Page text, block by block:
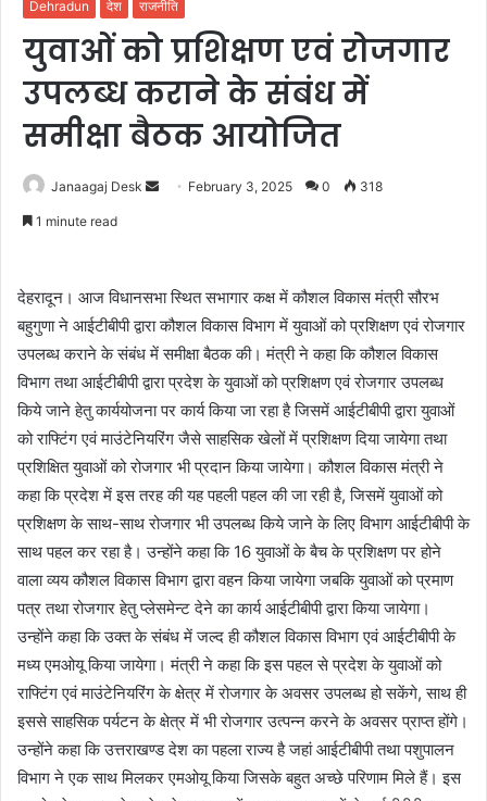
Dehradun देश राजनीति
युवाओं को प्रशिक्षण एवं रोजगार
उपलब्ध कराने के संबंध में
समीक्षा बैठक आयोजित
Janaagaj Desk
a
n
l
February 3, 2025 0 318
1 minute read
देहरादून। आज विधानसभा स्थित सभागार कक्ष में कौशल विकास मंत्री सौरभ
बहुगुणा ने आईटीबीपी द्वारा कौशल विकास विभाग में युवाओं को प्रशिक्षण एवं रोजगार
उपलब्ध कराने के संबंध में समीक्षा बैठक की। मंत्री ने कहा कि कौशल विकास
विभाग तथा आईटीबीपी द्वारा प्रदेश के युवाओं को प्रशिक्षण एवं रोजगार उपलब्ध
किये जाने हेतु कार्ययोजना पर कार्य किया जा रहा है जिसमें आईटीबीपी द्वारा युवाओं
को राफ्टिंग एवं माउंटेनियरिंग जैसे साहसिक खेलों में प्रशिक्षण दिया जायेगा तथा
प्रशिक्षित युवाओं को रोजगार भी प्रदान किया जायेगा। कौशल विकास मंत्री ने
कहा कि प्रदेश में इस तरह की यह पहली पहल की जा रही है, जिसमें युवाओं को
प्रशिक्षण के साथ-साथ रोजगार भी उपलब्ध किये जाने के लिए विभाग आईटीबीपी के
साथ पहल कर रहा है। उन्होंने कहा कि 16 युवाओं के बैच के प्रशिक्षण पर होने
वाला व्यय कौशल विकास विभाग द्वारा वहन किया जायेगा जबकि युवाओं को प्रमाण
पत्र तथा रोजगार हेतु प्लेसमेन्ट देने का कार्य आईटीबीपी द्वारा किया जायेगा।
उन्होंने कहा कि उक्त के संबंध में जल्द ही कौशल विकास विभाग एवं आईटीबीपी के
मध्य एमओयू किया जायेगा। मंत्री ने कहा कि इस पहल से प्रदेश के युवाओं को
राफ्टिंग एवं माउंटेनियरिंग के क्षेत्र में रोजगार के अवसर उपलब्ध हो सकेंगे, साथ ही
इससे साहसिक पर्यटन के क्षेत्र में भी रोजगार उत्पन्न करने के अवसर प्राप्त होंगे।
उन्होंने कहा कि उत्तराखण्ड देश का पहला राज्य है जहां आईटीबीपी तथा पशुपालन
विभाग ने एक साथ मिलकर एमओयू किया जिसके बहुत अच्छे परिणाम मिले हैं। इस